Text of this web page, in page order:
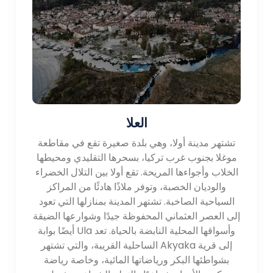
محفوظ جيدًا المسرح والمعابد والميناء القديم. يقدم الموقع لمحة
عن الحضارات اليونانية والرومانية القديمة.
- قلعة بودروم: قلعة بودروم ، المعروفة أيضًا باسم قلعة القديس
بطرس ، هي قلعة رائعة من العصور الوسطى تطل على ميناء
بودروم. يضم متحف الآثار تحت الماء ، والذي يعرض القطع الأثرية
من حطام السفن القديمة ويعرض التاريخ البحري للمنطقة.
- مدينة Tlos القديمة: Tlos هي مدينة ليقية قديمة يعود تاريخها
إلى العصور القديمة. يتميز بأطلال رائعة ، بما في ذلك أكروبوليس
بجانب التل ومسرح روماني ومقابر منحوتة في الصخر. يوفر
الموقع إطلالات بانورامية على المناطق الريفية المحيطة.
Natural Beauty:
تشتهر منطقة موغلا بجمالها الطبيعي الخلاب ، بما في ذلك
الشواطئ البكر والمياه الفيروزية والمناظر الطبيعية الخلابة.
تشمل بعض المعالم الطبيعية البارزة:
- Blue Lagoon: The Blue Lagoon of Oludeniz هي إحدى
العجائب الطبيعية المذهلة ، وتشتهر بمياهها الفيروزية الصافية
ومحيطها الخلاب. إنه مكان شهير للسباحة والحمامات الشمسية
العلا
تشتهر مدينة أولا، وهي بلدة صغيرة تقع في مقاطعة
موغلا بجنوب غرب تركيا، بسحرها التقليدي ومحيطها
الخلاب وأجواءها المريحة. تقع أولا بين التلال الخضراء
والوديان الخصبة، وتوفر ملاذًا هادئًا من المراكز
السياحية الصاخبة. تشتهر المدينة بمنازلها التي تعود
إلى العصر العثماني المحفوظة جيدًا وشوارعها الضيقة
وأسواقها المحلية النابضة بالحياة. تعد Ula أيضًا بوابة
إلى قرية Akyaka الساحلية القريبة، والتي تشتهر
بشواطئها البكر ورياضاتها المائية، وخاصة رياضة